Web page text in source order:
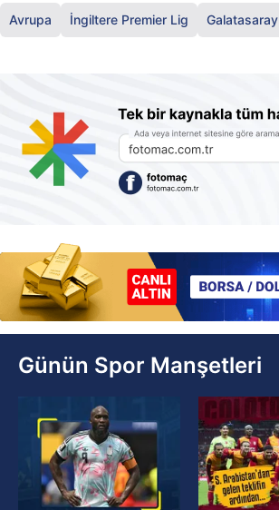
Avrupa İngiltere Premier Lig Galatasaray
Günün Spor Manşetleri